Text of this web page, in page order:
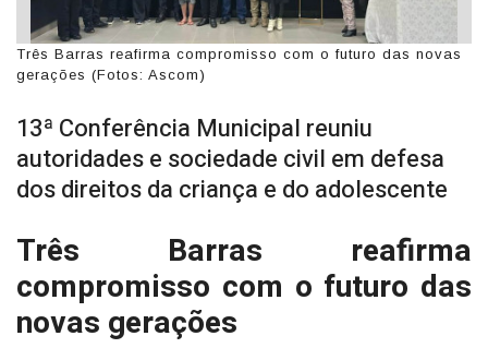
Três Barras reafirma compromisso com o futuro das novas
gerações (Fotos: Ascom)
13ª Conferência Municipal reuniu
autoridades e sociedade civil em defesa
dos direitos da criança e do adolescente
Três Barras reafirma
compromisso com o futuro das
novas gerações